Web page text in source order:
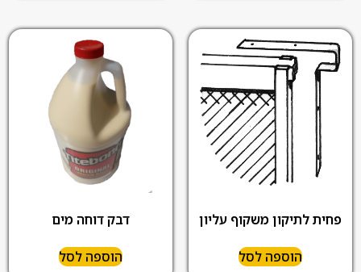
פחית לתיקון משקוף עליון
הוספה לסל
דבק דוחה מים
הוספה לסל